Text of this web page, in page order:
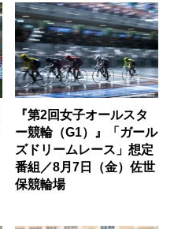
『第2回女子オールスタ
ー競輪（G1）』「ガール
ズドリームレース」想定
番組／8月7日（金）佐世
保競輪場